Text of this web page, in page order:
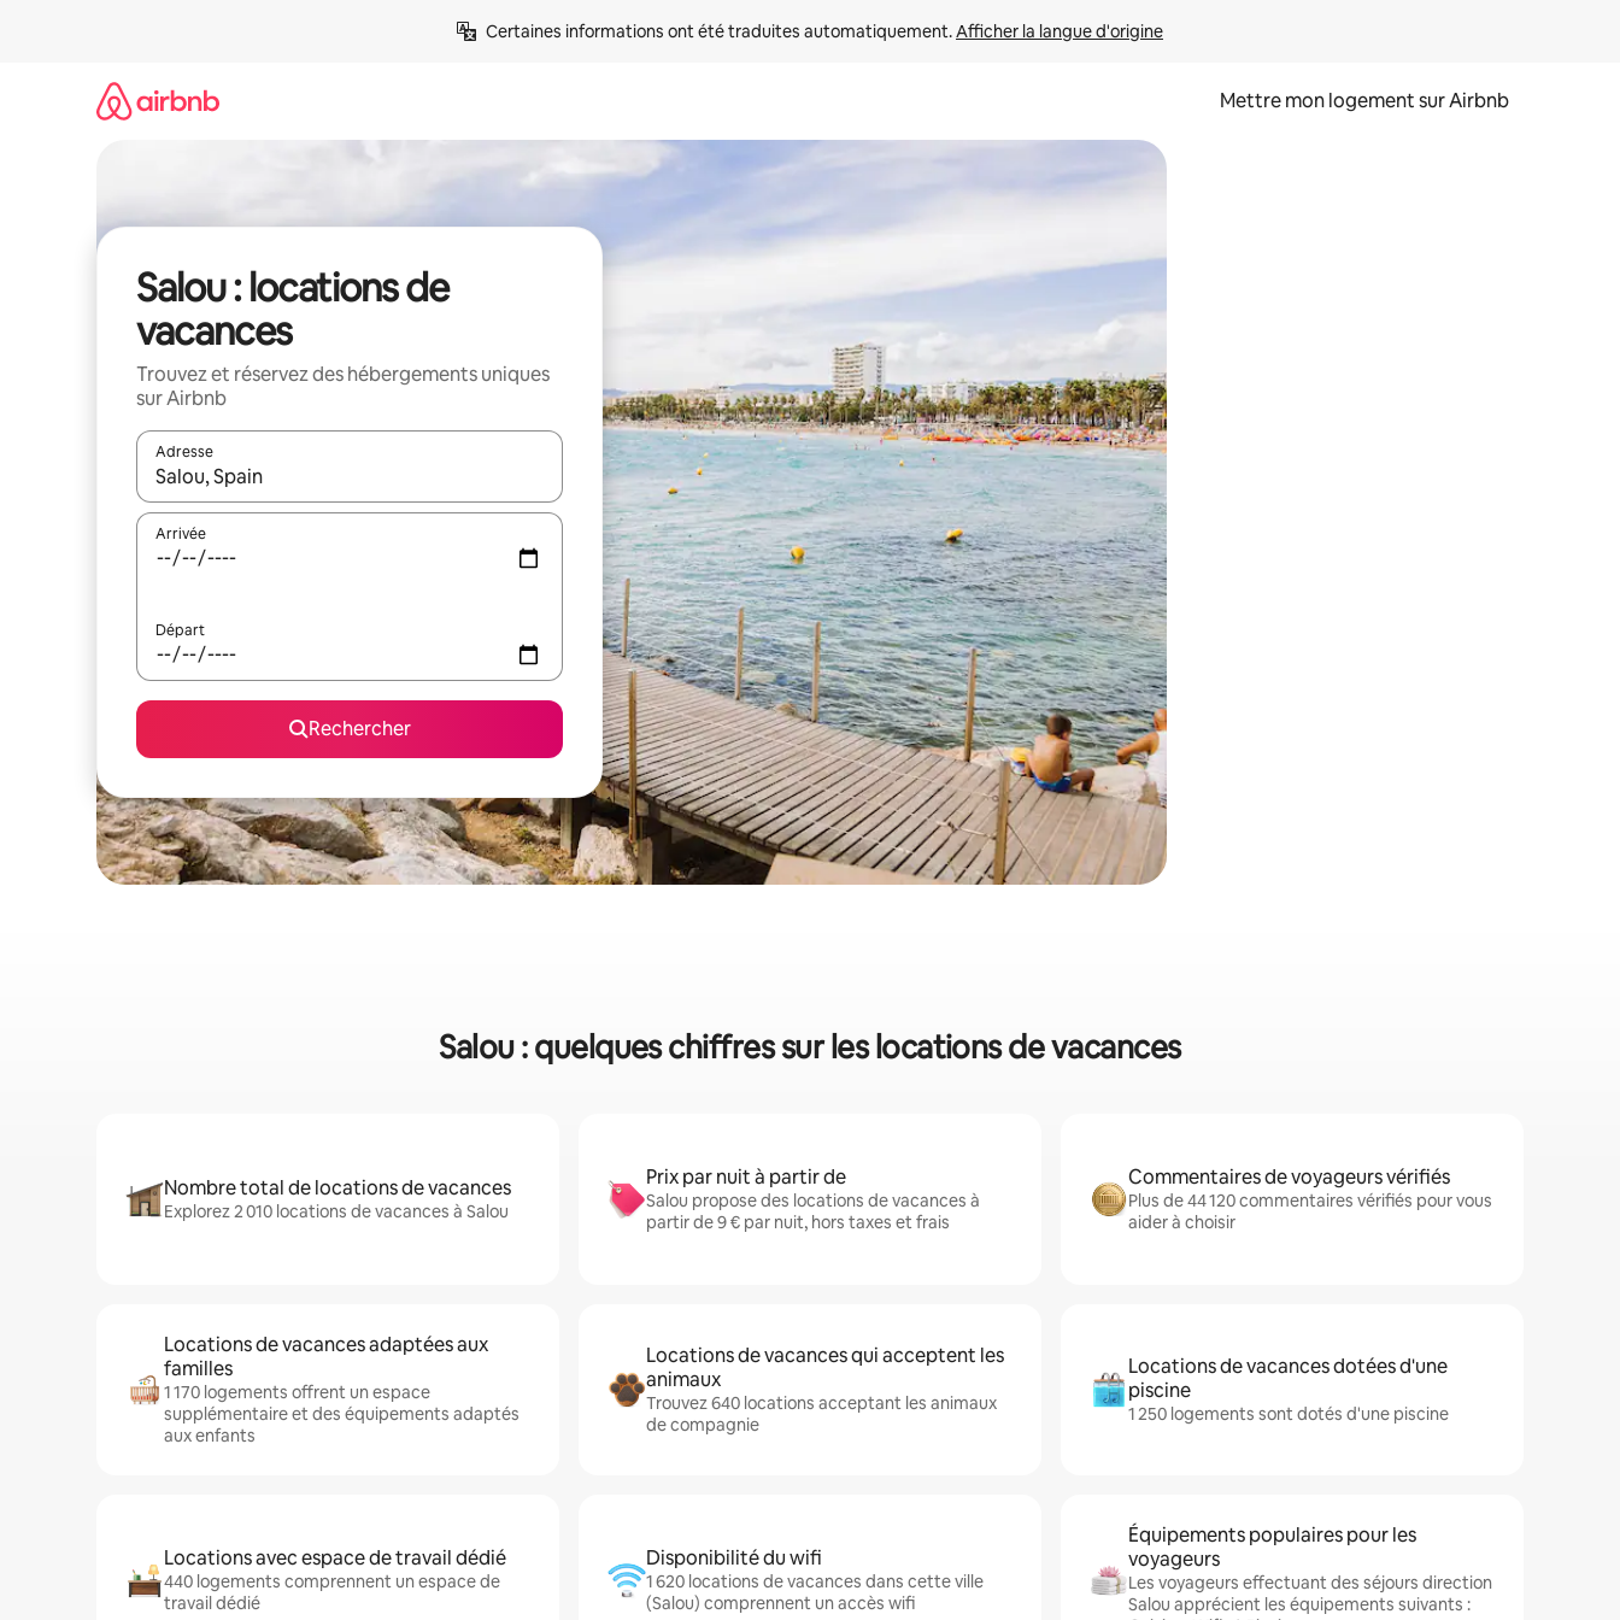
Certaines informations ont été traduites automatiquement. Afficher la langue d'origine
Mettre mon logement sur Airbnb
Salou : locations de
vacances
Trouvez et réservez des hébergements uniques
sur Airbnb
Adresse
Lorsque les résultats s'affichent, utilisez les flèches vers le haut et vers le bas pour les parcourir ou en appuyant et en faisant glisser.
Arrivée
Départ
Rechercher
Salou : quelques chiffres sur les locations de vacances
Nombre total de locations de vacances
Explorez 2 010 locations de vacances à Salou
Prix par nuit à partir de
Salou propose des locations de vacances à
partir de 9 € par nuit, hors taxes et frais
Commentaires de voyageurs vérifiés
Plus de 44 120 commentaires vérifiés pour vous
aider à choisir
Locations de vacances adaptées aux
familles
1 170 logements offrent un espace
supplémentaire et des équipements adaptés
aux enfants
Locations de vacances qui acceptent les
animaux
Trouvez 640 locations acceptant les animaux
de compagnie
Locations de vacances dotées d'une
piscine
1 250 logements sont dotés d'une piscine
Locations avec espace de travail dédié
440 logements comprennent un espace de
travail dédié
Disponibilité du wifi
1 620 locations de vacances dans cette ville
(Salou) comprennent un accès wifi
Équipements populaires pour les
voyageurs
Les voyageurs effectuant des séjours direction
Salou apprécient les équipements suivants :